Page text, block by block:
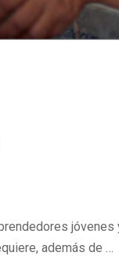
jóvenes
además de …